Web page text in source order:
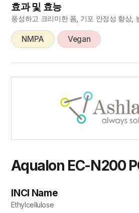
효과 및 효능
풍성하고 크리미한 폼, 기포 안정성 향상,
NMPA Vegan
Aqualon EC-N200
INCI Name
Ethylcellulose